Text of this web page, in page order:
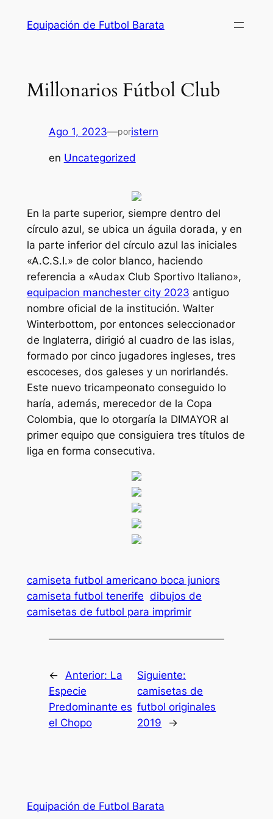
Equipación de Futbol Barata
Millonarios Fútbol Club
Ago 1, 2023—poristern
en Uncategorized
En la parte superior, siempre dentro del
círculo azul, se ubica un águila dorada, y en
la parte inferior del círculo azul las iniciales
«A.C.S.I.» de color blanco, haciendo
referencia a «Audax Club Sportivo Italiano»,
equipacion manchester city 2023 antiguo
nombre oficial de la institución. Walter
Winterbottom, por entonces seleccionador
de Inglaterra, dirigió al cuadro de las islas,
formado por cinco jugadores ingleses, tres
escoceses, dos galeses y un norirlandés.
Este nuevo tricampeonato conseguido lo
haría, además, merecedor de la Copa
Colombia, que lo otorgaría la DIMAYOR al
primer equipo que consiguiera tres títulos de
liga en forma consecutiva.
camiseta futbol americano boca juniors
camiseta futbol tenerife dibujos de
camisetas de futbol para imprimir
← Anterior: La
Especie
Predominante es
el Chopo
Siguiente:
camisetas de
futbol originales
2019
→
Equipación de Futbol Barata